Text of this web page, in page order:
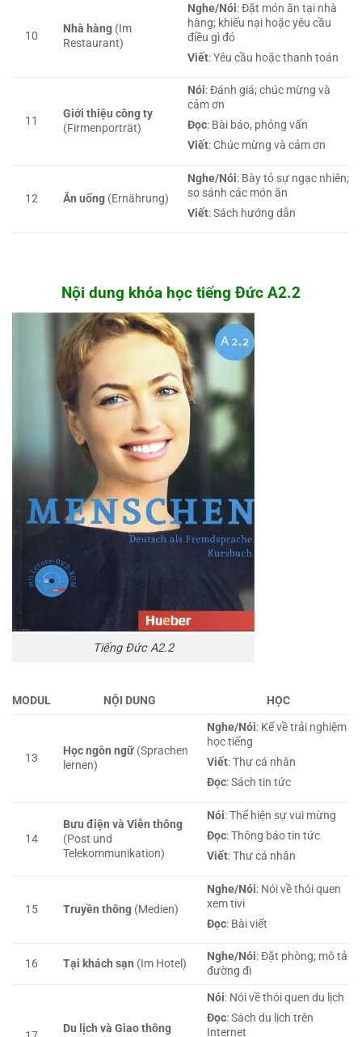
10
Nhà hàng (Im
Restaurant)
Nghe/Nói: Đặt món ăn tại nhà
hàng; khiếu nại hoặc yêu cầu
điều gì đó
Viết: Yêu cầu hoặc thanh toán
11
Giới thiệu công ty
(Firmenporträt)
Nói: Đánh giá; chúc mừng và
cảm ơn
Đọc: Bài báo, phỏng vấn
Viết: Chúc mừng và cảm ơn
12 Ăn uống (Ernährung)
Nghe/Nói: Bày tỏ sự ngạc nhiên;
so sánh các món ăn
Viết: Sách hướng dẫn
Nội dung khóa học tiếng Đức A2.2
Tiếng Đức A2.2
MODUL NỘI DUNG HỌC
13
Học ngôn ngữ (Sprachen
lernen)
Nghe/Nói: Kể về trải nghiệm
học tiếng
Viết: Thư cá nhân
Đọc: Sách tin tức
14
Bưu điện và Viễn thông
(Post und
Telekommunikation)
Nói: Thể hiện sự vui mừng
Đọc: Thông báo tin tức
Viết: Thư cá nhân
15 Truyền thông (Medien)
Nghe/Nói: Nói về thói quen
xem tivi
Đọc: Bài viết
16 Tại khách sạn (Im Hotel)
Nghe/Nói: Đặt phòng; mô tả
đường đi
Du lịch và Giao thông
Nói: Nói về thói quen du lịch
Đọc: Sách du lịch trên
Internet